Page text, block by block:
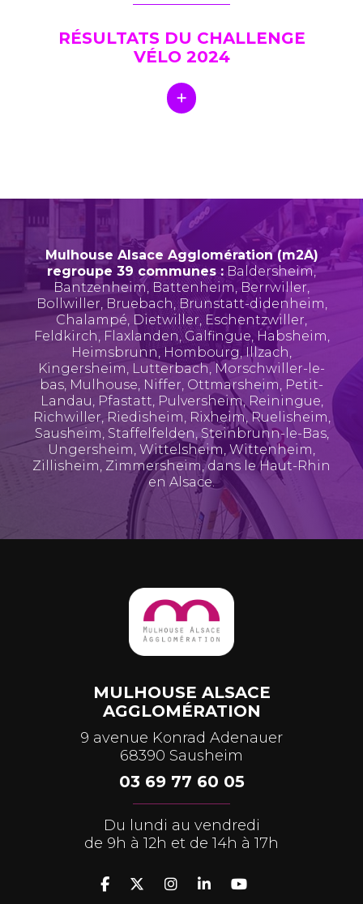
RÉSULTATS DU CHALLENGE
VÉLO 2024
Mulhouse Alsace Agglomération (m2A)
regroupe 39 communes : Baldersheim,
Bantzenheim, Battenheim, Berrwiller,
Bollwiller, Bruebach,Brunstatt-didenheim,
Chalampé, Dietwiller, Eschentzwiller,
Feldkirch, Flaxlanden,Galfingue, Habsheim,
Heimsbrunn, Hombourg,Illzach,
Kingersheim, Lutterbach, Morschwiller-le-
bas, Mulhouse, Niffer, Ottmarsheim, Petit-
Landau, Pfastatt, Pulversheim, Reiningue,
Richwiller, Riedisheim, Rixheim,Ruelisheim,
Sausheim, Staffelfelden, Steinbrunn-le-Bas,
Ungersheim, Wittelsheim,Wittenheim,
Zillisheim, Zimmersheim, dans le Haut-Rhin
en Alsace.
MULHOUSE ALSACE
AGGLOMÉRATION
9 avenue Konrad Adenauer
68390 Sausheim
03 69 77 60 05
Du lundi au vendredi
de 9h à 12h et de 14h à 17h